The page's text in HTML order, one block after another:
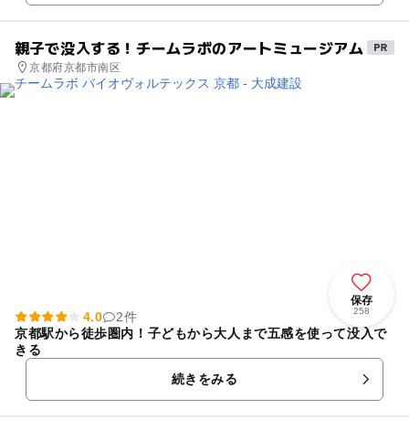
親子で没入する！チームラボのアートミュージアム
京都府京都市南区
保存
258
4.0
2件
京都駅から徒歩圏内！子どもから大人まで五感を使って没入で
きる
続きをみる